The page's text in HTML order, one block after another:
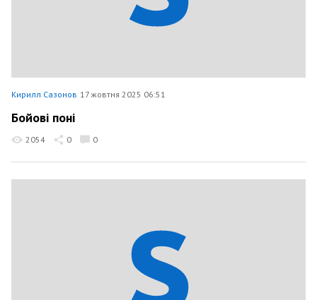
Кирилл Сазонов 17 жовтня 2025 06:51
Бойові поні
2054 0 0